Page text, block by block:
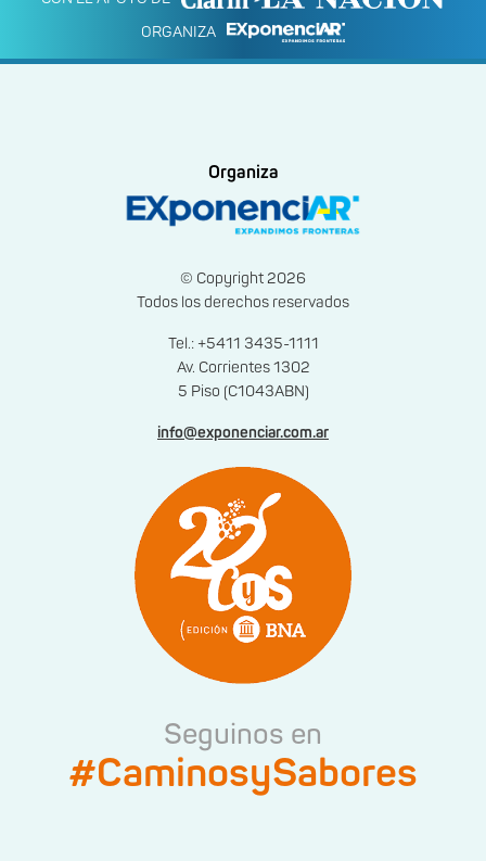
ORGANIZA
Organiza
© Copyright 2026
Todos los derechos reservados
Tel.: +5411 3435-1111
Av. Corrientes 1302
5 Piso (C1043ABN)
info@exponenciar.com.ar
Seguinos en
#CaminosySabores